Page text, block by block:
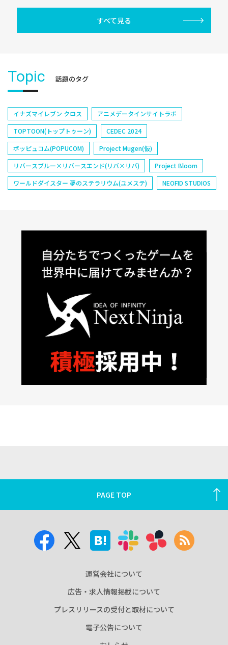
すべて見る
Topic 話題のタグ
イナズマイレブン クロス
アニメデータインサイトラボ
TOPTOON(トップトゥーン)
CEDEC 2024
ポッピュコム(POPUCOM)
Project Mugen(仮)
リバースブルー×リバースエンド(リバ×リバ)
Project Bloom
ワールドダイスター 夢のステラリウム(ユメステ)
NEOFID STUDIOS
PAGE TOP
運営会社について
広告・求人情報掲載について
プレスリリースの受付と取材について
電子公告について